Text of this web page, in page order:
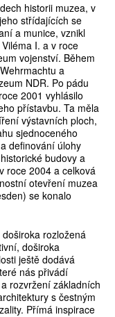
historii muzea, v
střídajících se
a munice, vznikl
I. a v roce
vojenství. Během
a
NDR. Po pádu
2001 vyhlásilo
přístavbu. Ta měla
výstavních ploch,
sjednoceného
definování úlohy
budovy a
roce 2004 a celková
otevření muzea
se konalo
rozložená
doširoka
ještě dodává
nás přivádí
rozvržení základních
s čestným
Přímá inspirace